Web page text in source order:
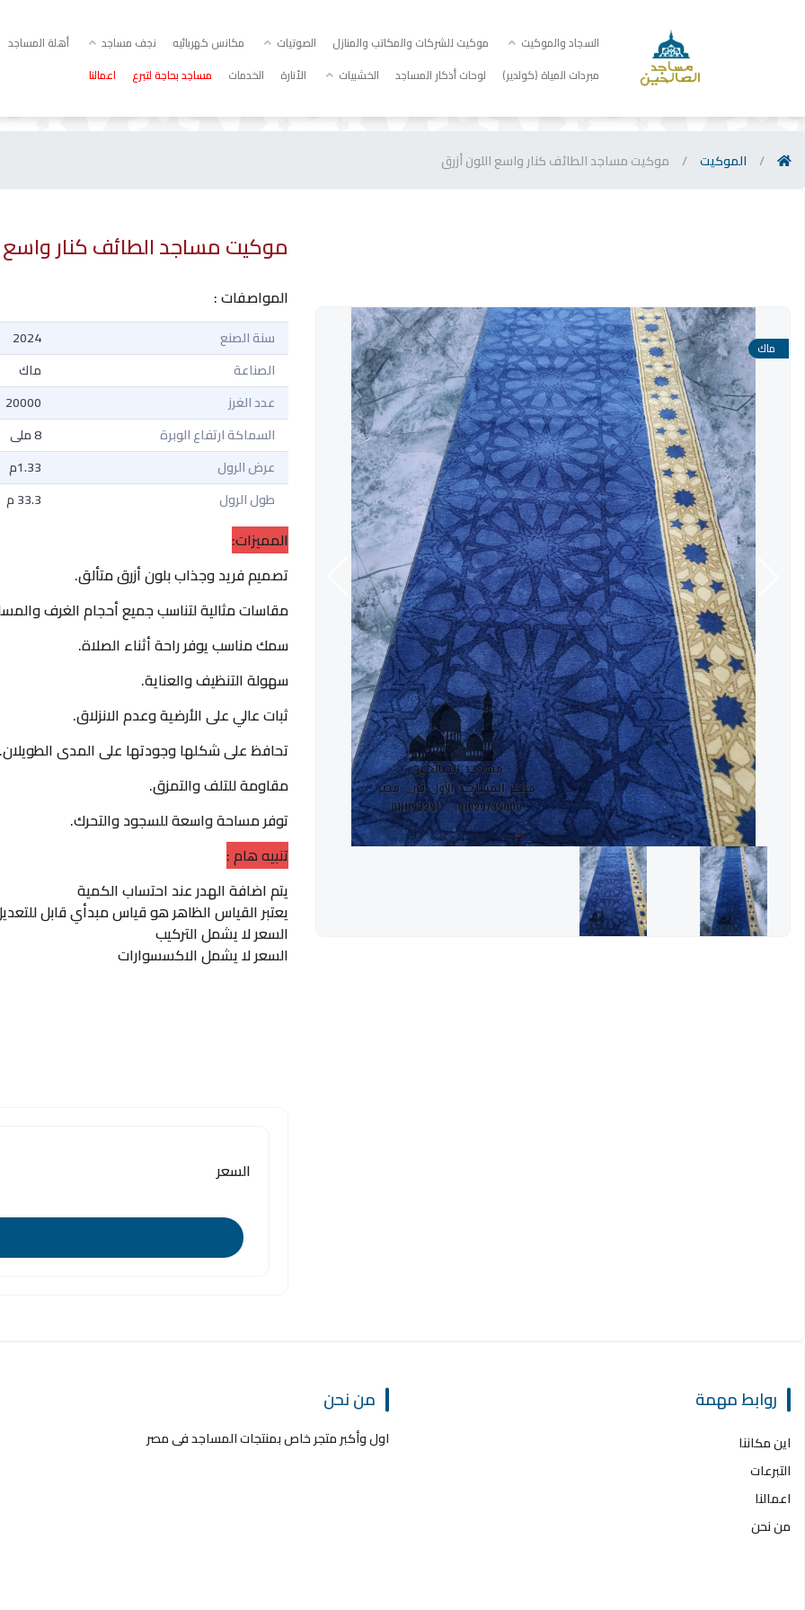
السجاد والموكيت موكيت للشركات والمكاتب والمنازل الصوتيات مكانس كهربائيه نجف مساجد
أهلة المساجد
مبردات المياة (كولدير)
لوحات أذكار المساجد الخشبيات الأنارة الخدمات مساجد بحاجة لتبرع اعمالنا
/ الموكيت / موكيت مساجد الطائف كنار واسع اللون أزرق
ماك
موكيت مساجد الطائف كنار واسع
المواصفات :
سنة الصنع
2024
الصناعة
ماك
عدد الغرز
20000
السماكة ارتفاع الوبرة
8 ملى
عرض الرول
1.33م
طول الرول
33.3 م
المميزات:
تصميم فريد وجذاب بلون أزرق متألق.
مقاسات مثالية لتناسب جميع أحجام الغرف
سمك مناسب يوفر راحة أثناء الصلاة.
سهولة التنظيف والعناية.
ثبات عالي على الأرضية وعدم الانزلاق.
تحافظ على شكلها وجودتها على المدى
مقاومة للتلف والتمزق.
توفر مساحة واسعة للسجود والتحرك.
تنبيه هام :
يتم اضافة الهدر عند احتساب الكمية
يعتبر القياس الظاهر هو قياس مبدأي قابل
السعر لا يشمل التركيب
السعر لا يشمل الاكسسوارات
السعر
روابط مهمة
اين مكاننا
التبرعات
اعمالنا
من نحن
من نحن
اول وأكبر متجر خاص بمنتجات المساجد فى مصر